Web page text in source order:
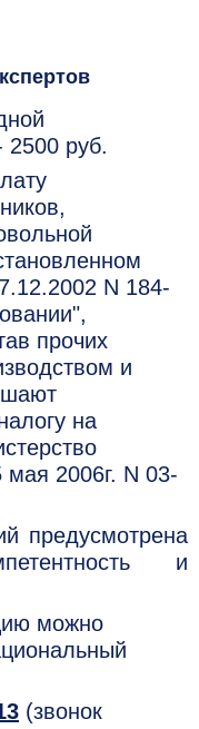
2500 руб.
N 184-
прочих
и
на
2006г. N 03-
предусмотрена
и
можно
(звонок